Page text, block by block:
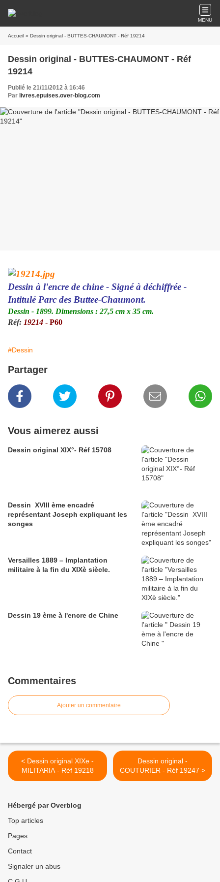
MENU
Accueil » Dessin original - BUTTES-CHAUMONT - Réf 19214
Dessin original - BUTTES-CHAUMONT - Réf
19214
Publié le 21/11/2012 à 16:46
Par livres.epuises.over-blog.com
Dessin à l'encre de chine - Signé à déchiffrée -
Intitulé Parc des Buttee-Chaumont.
Dessin - 1899. Dimensions : 27,5 cm x 35 cm.
Réf: 19214 - P60
#Dessin
Partager
Vous aimerez aussi
Dessin original XIX°- Réf 15708
Dessin XVIII ème encadré
représentant Joseph expliquant les
songes
Versailles 1889 – Implantation
militaire à la fin du XIXè siècle.
Dessin 19 ème à l'encre de Chine
Commentaires
Ajouter un commentaire
< Dessin original XIXe -
MILITARIA - Réf 19218
Dessin original -
COUTURIER - Réf 19247 >
Hébergé par Overblog
Top articles
Pages
Contact
Signaler un abus